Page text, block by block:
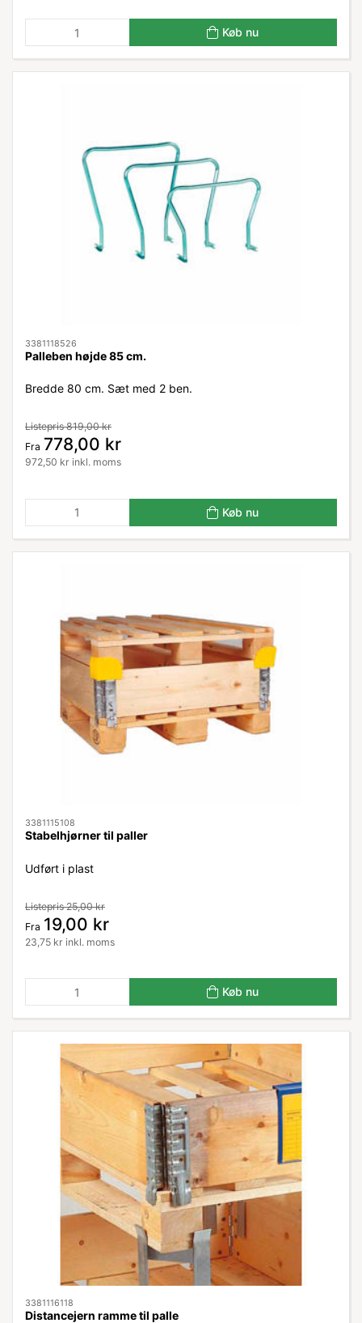
Køb nu
3381118526
Palleben højde 85 cm.
Bredde 80 cm. Sæt med 2 ben.
Listepris 819,00 kr
Fra 778,00 kr
972,50 kr inkl. moms
Køb nu
3381115108
Stabelhjørner til paller
Udført i plast
Listepris 25,00 kr
Fra 19,00 kr
23,75 kr inkl. moms
Køb nu
3381116118
Distancejern ramme til palle